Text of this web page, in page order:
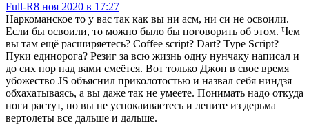
Full-R8 ноя 2020 в 17:27
Наркоманское то у вас так как вы ни асм, ни си не освоили.
Если бы освоили, то можно было бы поговорить об этом. Чем
вы там ещё расширяетесь? Coffee script? Dart? Type Script?
Пуки единорога? Резиг за всю жизнь одну нунчаку написал и
до сих пор над вами смеётся. Вот только Джон в свое время
убожество JS объяснил приколотостью и назвал себя ниндзя
обхахатываясь, а вы даже так не умеете. Понимать надо откуда
ноги растут, но вы не успокаиваетесь и лепите из дерьма
вертолеты все дальше и дальше.